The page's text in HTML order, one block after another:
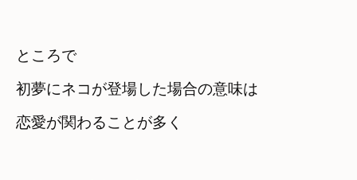
ところで
初夢にネコが登場した場合の意味は
恋愛が関わることが多く